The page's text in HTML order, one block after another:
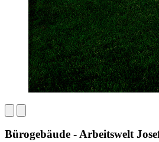
Bürogebäude - Arbeitswelt